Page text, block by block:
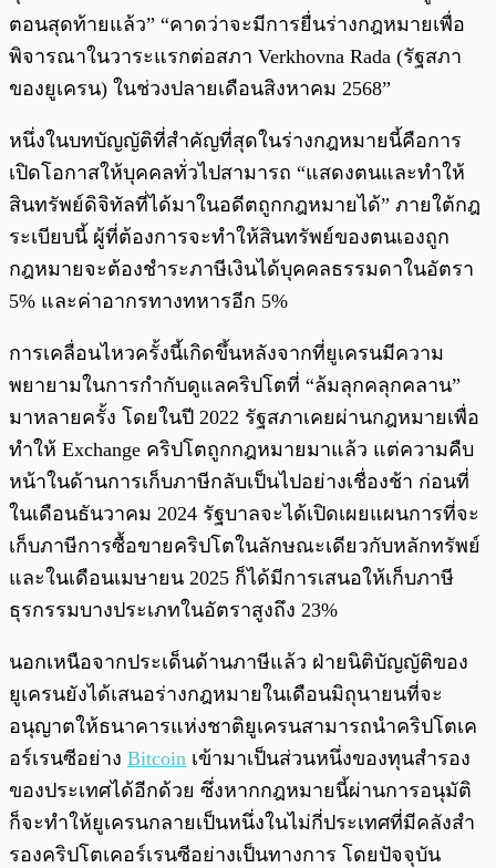
ตอนสุดท้ายแล้ว” “คาดว่าจะมีการยื่นร่างกฎหมายเพื่อ
พิจารณาในวาระแรกต่อสภา Verkhovna Rada (รัฐสภา
ของยูเครน) ในช่วงปลายเดือนสิงหาคม 2568”
หนึ่งในบทบัญญัติที่สำคัญที่สุดในร่างกฎหมายนี้คือการ
เปิดโอกาสให้บุคคลทั่วไปสามารถ “แสดงตนและทำให้
สินทรัพย์ดิจิทัลที่ได้มาในอดีตถูกกฎหมายได้” ภายใต้กฎ
ระเบียบนี้ ผู้ที่ต้องการจะทำให้สินทรัพย์ของตนเองถูก
กฎหมายจะต้องชำระภาษีเงินได้บุคคลธรรมดาในอัตรา
5% และค่าอากรทางทหารอีก 5%
การเคลื่อนไหวครั้งนี้เกิดขึ้นหลังจากที่ยูเครนมีความ
พยายามในการกำกับดูแลคริปโตที่ “ล้มลุกคลุกคลาน”
มาหลายครั้ง โดยในปี 2022 รัฐสภาเคยผ่านกฎหมายเพื่อ
ทำให้ Exchange คริปโตถูกกฎหมายมาแล้ว แต่ความคืบ
หน้าในด้านการเก็บภาษีกลับเป็นไปอย่างเชื่องช้า ก่อนที่
ในเดือนธันวาคม 2024 รัฐบาลจะได้เปิดเผยแผนการที่จะ
เก็บภาษีการซื้อขายคริปโตในลักษณะเดียวกับหลักทรัพย์
และในเดือนเมษายน 2025 ก็ได้มีการเสนอให้เก็บภาษี
ธุรกรรมบางประเภทในอัตราสูงถึง 23%
นอกเหนือจากประเด็นด้านภาษีแล้ว ฝ่ายนิติบัญญัติของ
ยูเครนยังได้เสนอร่างกฎหมายในเดือนมิถุนายนที่จะ
อนุญาตให้ธนาคารแห่งชาติยูเครนสามารถนำคริปโตเค
อร์เรนซีอย่าง Bitcoin เข้ามาเป็นส่วนหนึ่งของทุนสำรอง
ของประเทศได้อีกด้วย ซึ่งหากกฎหมายนี้ผ่านการอนุมัติ
ก็จะทำให้ยูเครนกลายเป็นหนึ่งในไม่กี่ประเทศที่มีคลังสำ
รองคริปโตเคอร์เรนซีอย่างเป็นทางการ โดยปัจจุบัน